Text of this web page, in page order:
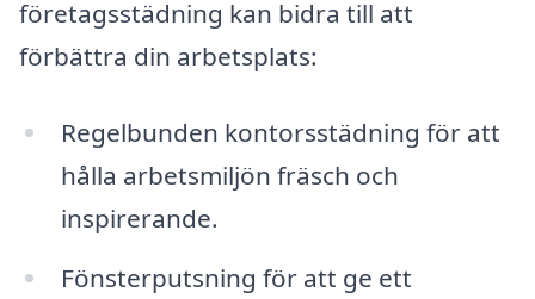
företagsstädning kan bidra till att
förbättra din arbetsplats:
Regelbunden kontorsstädning för att
hålla arbetsmiljön fräsch och
inspirerande.
Fönsterputsning för att ge ett